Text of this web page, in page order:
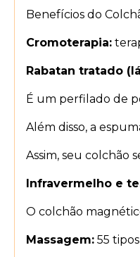
Benefícios do
Cromoterapia:
Rabatan tratado
É um perfilado de
Além disso, a
Assim, seu colchão
Infravermelho e
O colchão
Massagem: 55